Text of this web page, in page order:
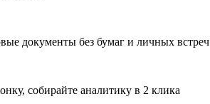
документы без бумаг и личных встреч
собирайте аналитику в 2 клика